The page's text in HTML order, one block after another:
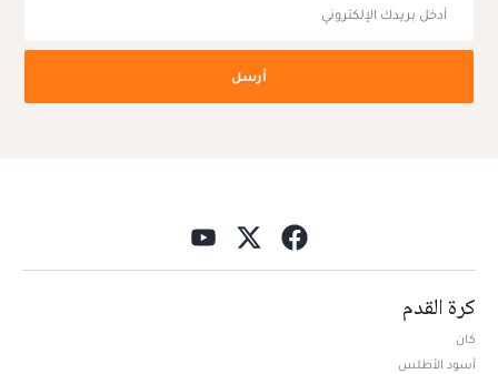
أرسل
كرة القدم
كان
أسود الأطلس